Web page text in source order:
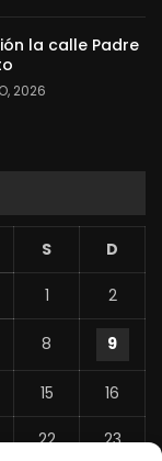
la calle Padre
2026
S D
1 2
8 9
15 16
22 23